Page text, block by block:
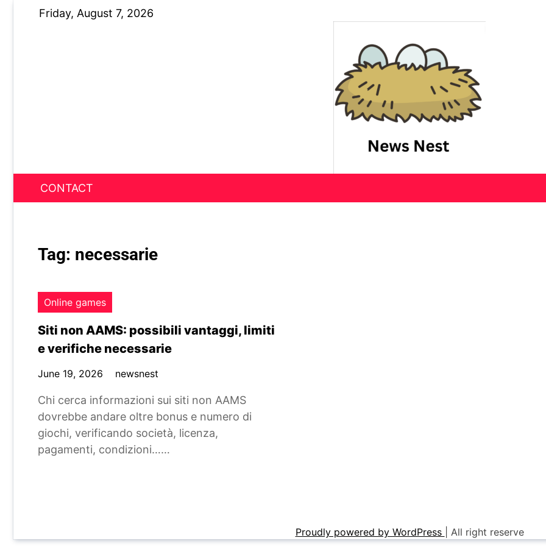
Friday, August 7, 2026
News Nest
CONTACT
Tag: necessarie
Online games
Siti non AAMS: possibili vantaggi, limiti
e verifiche necessarie
June 19, 2026 newsnest
Chi cerca informazioni sui siti non AAMS
dovrebbe andare oltre bonus e numero di
giochi, verificando società, licenza,
pagamenti, condizioni……
Proudly powered by WordPress All right reserve